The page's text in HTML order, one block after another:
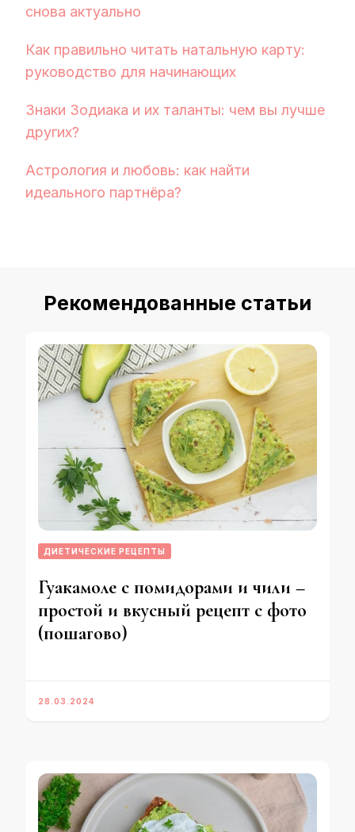
снова актуально
Как правильно читать натальную карту:
руководство для начинающих
Знаки Зодиака и их таланты: чем вы лучше
других?
Астрология и любовь: как найти
идеального партнёра?
Рекомендованные статьи
ДИЕТИЧЕСКИЕ РЕЦЕПТЫ
Гуакамоле с помидорами и чили –
простой и вкусный рецепт с фото
(пошагово)
28.03.2024